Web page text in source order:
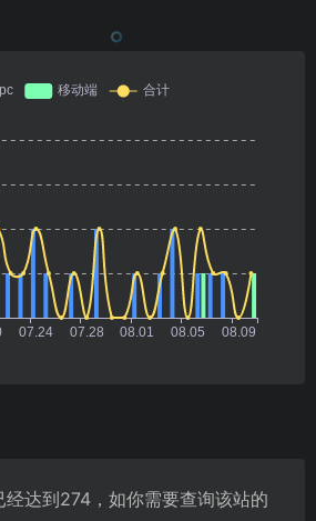
达到274，如你需要查询该站的